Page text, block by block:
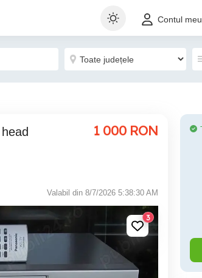
Contul meu
1 000 RON
Valabil din 8/7/2026 5:38:30 AM
3